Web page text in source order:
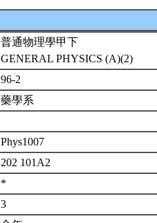
普通物理學甲下
GENERAL PHYSICS (A)(2)
96-2
藥學系
Phys1007
202 101A2
*
3